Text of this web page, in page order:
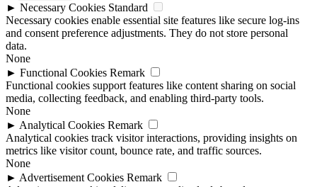
► Necessary Cookies Standard
Necessary cookies enable essential site features like secure log-ins
and consent preference adjustments. They do not store personal
data.
None
► Functional Cookies Remark
Functional cookies support features like content sharing on social
media, collecting feedback, and enabling third-party tools.
None
► Analytical Cookies Remark
Analytical cookies track visitor interactions, providing insights on
metrics like visitor count, bounce rate, and traffic sources.
None
► Advertisement Cookies Remark